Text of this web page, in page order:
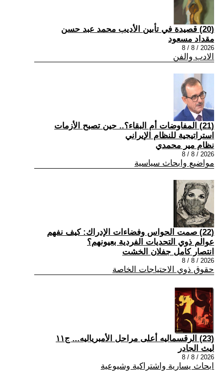
(20) قصيدة في تأبين الأديب محمد عبد حسن
مقداد مسعود
2026 / 8 / 8
الادب والفن
(21) المفاوضات أم البقاء؟.. حين تصبح الأزمات
استراتيجية للنظام الإيراني
نظام مير محمدي
2026 / 8 / 8
مواضيع وابحاث سياسية
(22) صمت الحواس وفضاءات الإدراك: كيف نفهم
عوالم ذوي التحديات الفردية بعيونهم؟
انتصار كامل جفلان الخشت
2026 / 8 / 8
حقوق ذوي الاحتياجات الخاصة
(23) الرقسماليه أعلى مراحل الأمبرياليه... ج١١
ليث الجادر
2026 / 8 / 8
ابحاث يسارية واشتراكية وشيوعية